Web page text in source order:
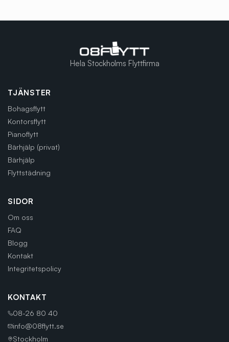
Hela Stockholms Flyttfirma
TJÄNSTER
Bohagsflytt
Kontorsflytt
Pianoflytt
Bärhjälp (privat)
Bärhjälp
Flyttstädning
SIDOR
Om oss
FAQ
Blogg
Kontakt
Integritetspolicy
KONTAKT
08-26 80 40
info@08flytt.se
Stockholm